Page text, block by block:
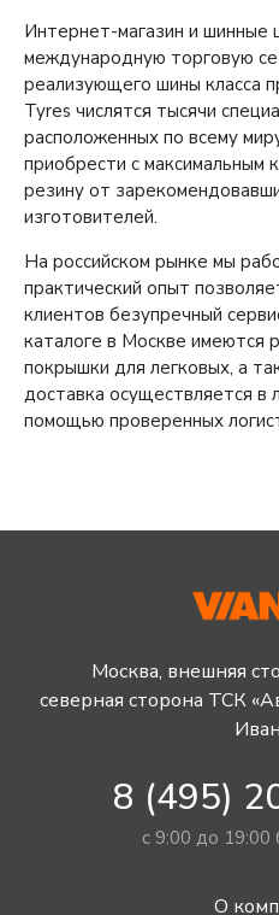
Интернет-магазин и шинные
международную торговую
реализующего шины класса
Tyres числятся тысячи
расположенных по всему
приобрести с
резину от
изготовителей.
На российском рынке мы
практический опыт
клиентов безупречный
каталоге в Москве имеются
покрышки для легковых, а
доставка осуществляется в
помощью проверенных
Москва, внешняя
северная сторона ТСК
8 (495)
с 9:00 до
О